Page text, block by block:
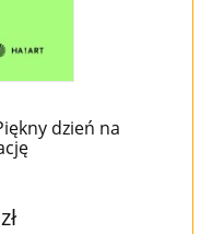
dzień na